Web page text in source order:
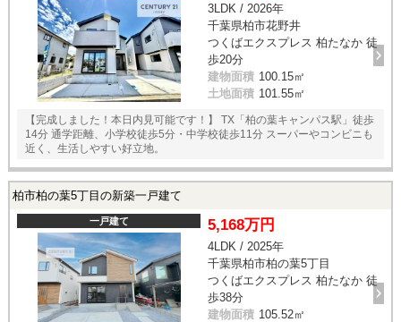
3LDK / 2026年
千葉県柏市花野井
つくばエクスプレス 柏たなか 徒
歩20分
建物面積 100.15㎡
土地面積 101.55㎡
【完成しました！本日内見可能です！】 TX「柏の葉キャンパス駅」徒歩
14分 通学距離、小学校徒歩5分・中学校徒歩11分 スーパーやコンビニも
近く、生活しやすい好立地。
柏市柏の葉5丁目の新築一戸建て
一戸建て 5,168万円
4LDK / 2025年
千葉県柏市柏の葉5丁目
つくばエクスプレス 柏たなか 徒
歩38分
建物面積 105.52㎡